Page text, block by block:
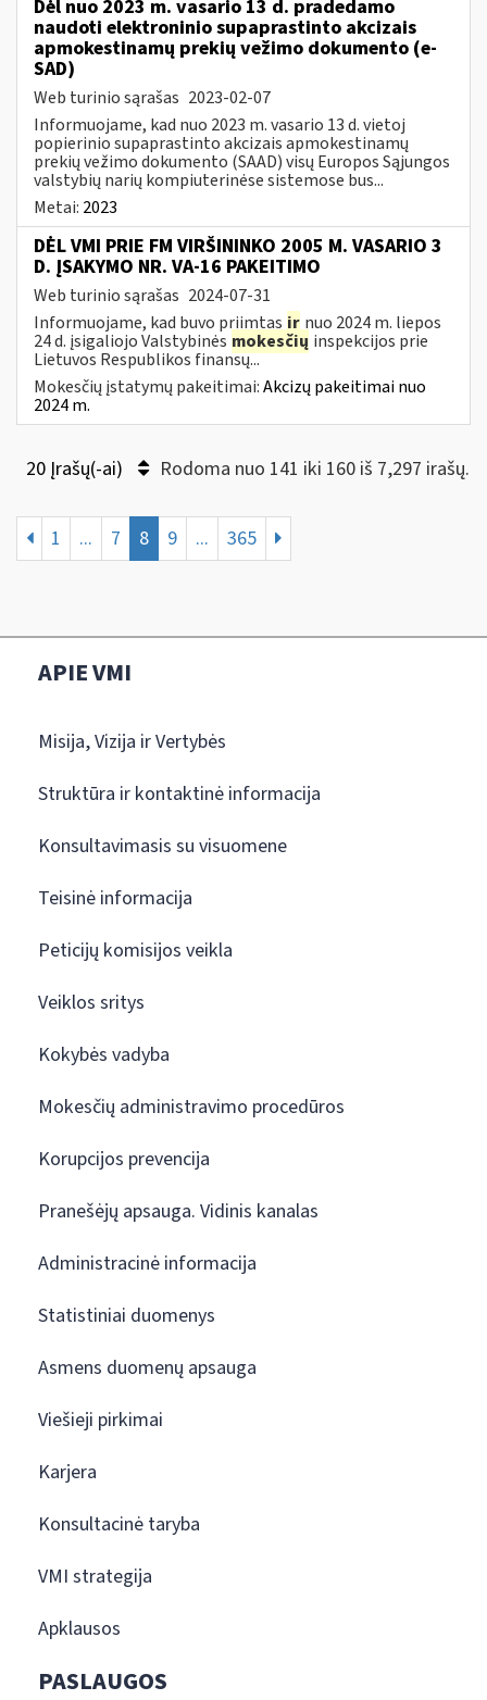
Dėl nuo 2023 m. vasario 13 d. pradedamo
naudoti elektroninio supaprastinto akcizais
apmokestinamų prekių vežimo dokumento (e-
SAD)
Web turinio sąrašas 2023-02-07
Informuojame, kad nuo 2023 m. vasario 13 d. vietoj
popierinio supaprastinto akcizais apmokestinamų
prekių vežimo dokumento (SAAD) visų Europos Sąjungos
valstybių narių kompiuterinėse sistemose bus...
Metai: 2023
DĖL VMI PRIE FM VIRŠININKO 2005 M. VASARIO 3
D. ĮSAKYMO NR. VA-16 PAKEITIMO
Web turinio sąrašas 2024-07-31
Informuojame, kad buvo priimtas ir nuo 2024 m. liepos
24 d. įsigaliojo Valstybinės mokesčių inspekcijos prie
Lietuvos Respublikos finansų...
Mokesčių įstatymų pakeitimai:Akcizų pakeitimai nuo
2024 m.
20 Įrašų(-ai) Rodoma nuo 141 iki 160 iš 7,297 irašų.
1 ... 7 8 9 ... 365
APIE VMI
Misija, Vizija ir Vertybės
Struktūra ir kontaktinė informacija
Konsultavimasis su visuomene
Teisinė informacija
Peticijų komisijos veikla
Veiklos sritys
Kokybės vadyba
Mokesčių administravimo procedūros
Korupcijos prevencija
Pranešėjų apsauga. Vidinis kanalas
Administracinė informacija
Statistiniai duomenys
Asmens duomenų apsauga
Viešieji pirkimai
Karjera
Konsultacinė taryba
VMI strategija
Apklausos
PASLAUGOS